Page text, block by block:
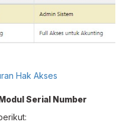
Hak Akses
Serial Number